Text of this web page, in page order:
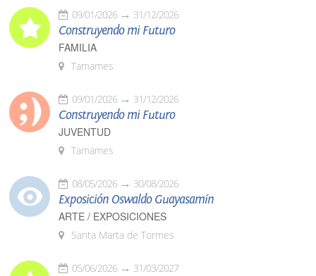
09/01/2026 31/12/2026
Construyendo mi Futuro
FAMILIA
Tamames
09/01/2026 31/12/2026
Construyendo mi Futuro
JUVENTUD
Tamames
08/05/2026 30/08/2026
Exposición Oswaldo Guayasamín
ARTE / EXPOSICIONES
Santa Marta de Tormes
05/06/2026 31/03/2027